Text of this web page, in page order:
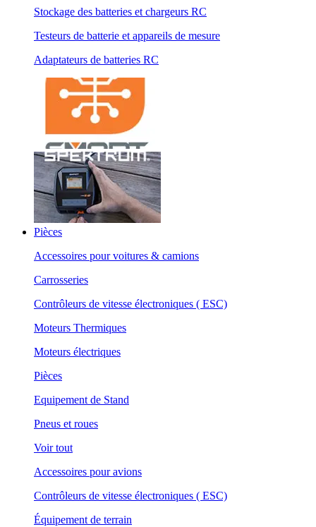
Stockage des batteries et chargeurs RC
Testeurs de batterie et appareils de mesure
Adaptateurs de batteries RC
Pièces
Accessoires pour voitures & camions
Carrosseries
Contrôleurs de vitesse électroniques ( ESC)
Moteurs Thermiques
Moteurs électriques
Pièces
Equipement de Stand
Pneus et roues
Voir tout
Accessoires pour avions
Contrôleurs de vitesse électroniques ( ESC)
Équipement de terrain